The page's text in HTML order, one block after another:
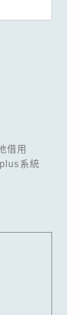
借用
系統